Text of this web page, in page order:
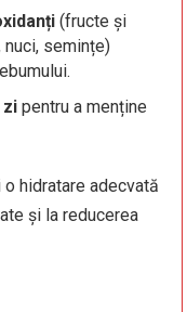
(fructe și
nuci, semințe)
zi pentru a menține
hidratare adecvată
și la reducerea